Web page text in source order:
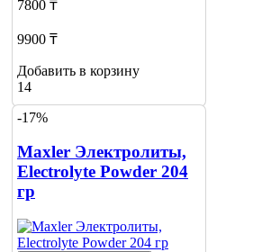
7800 ₸
9900 ₸
Добавить в корзину
14
-17%
Maxler Электролиты,
Electrolyte Powder 204
гр